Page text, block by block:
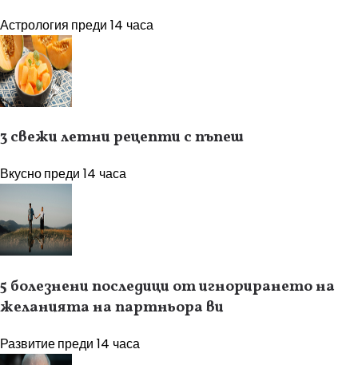
Астрология преди 14 часа
3 свежи летни рецепти с пъпеш
Вкуснопреди 14 часа
5 болезнени последици от игнорирането на
желанията на партньора ви
Развитиепреди 14 часа